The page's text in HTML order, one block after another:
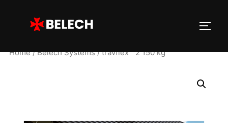
Home/Belech Systems/ travflex™ 2 150 kg